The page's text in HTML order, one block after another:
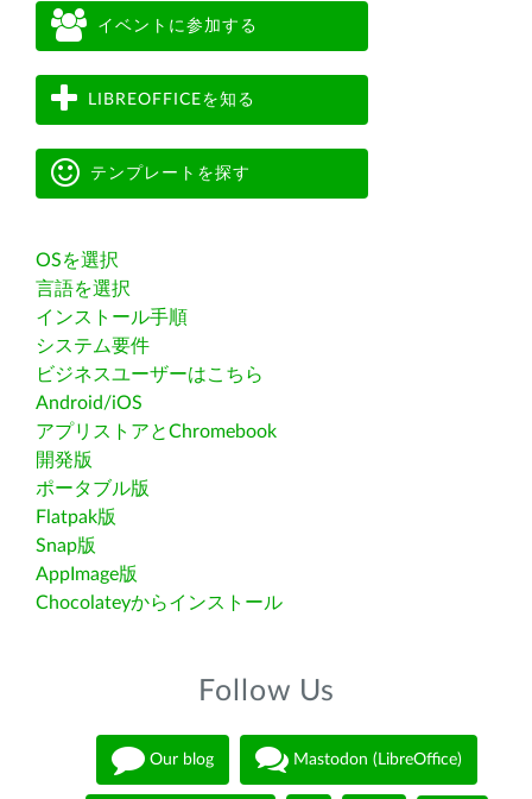
イベントに参加する
LIBREOFFICEを知る
テンプレートを探す
OSを選択
言語を選択
インストール手順
システム要件
ビジネスユーザーはこちら
Android/iOS
アプリストアとChromebook
開発版
ポータブル版
Flatpak版
Snap版
AppImage版
Chocolateyからインストール
Follow Us
Our blog Mastodon (LibreOffice)